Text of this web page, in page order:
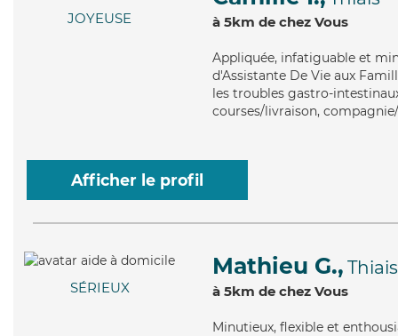
JOYEUSE à 5km de chez Vous
Appliquée, infatiguable et
d'Assistante De Vie aux
les troubles gastro-
courses/livraison,
Afficher le profil
SÉRIEUX
Mathieu G., Thiais
à 5km de chez Vous
Minutieux, flexible et